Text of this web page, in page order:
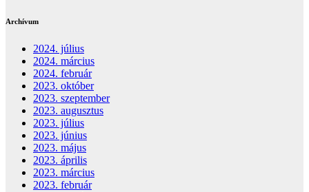
Archívum
2024. július
2024. március
2024. február
2023. október
2023. szeptember
2023. augusztus
2023. július
2023. június
2023. május
2023. április
2023. március
2023. február